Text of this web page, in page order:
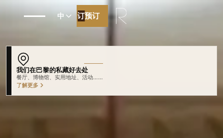
中 预订
预订
我们在巴黎的私藏好去处
深入浏览我们的精选推荐
了解更多